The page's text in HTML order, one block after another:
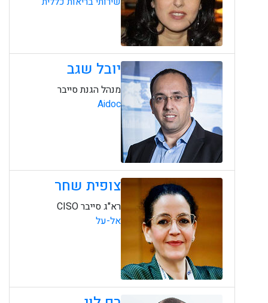
יובל שגב
מנהל הגנת סייבר
Aidoc
צופית שחר
רא"ג סייבר CISO
אל-על